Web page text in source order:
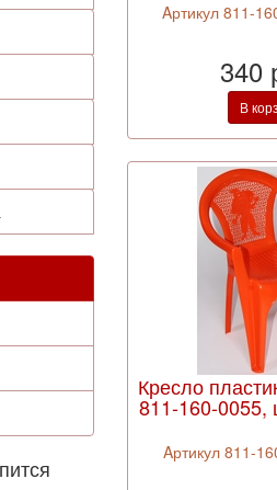
Aртикул 811-
340
В
Кресло
811-160-0055,
Aртикул 811-